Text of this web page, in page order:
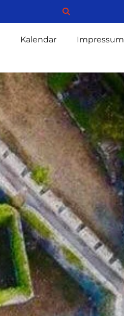
Kalendar Impressum